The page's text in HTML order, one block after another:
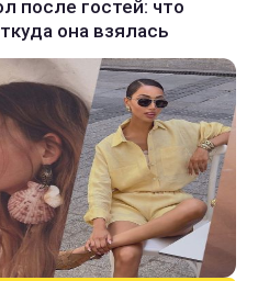
после гостей: что
она взялась